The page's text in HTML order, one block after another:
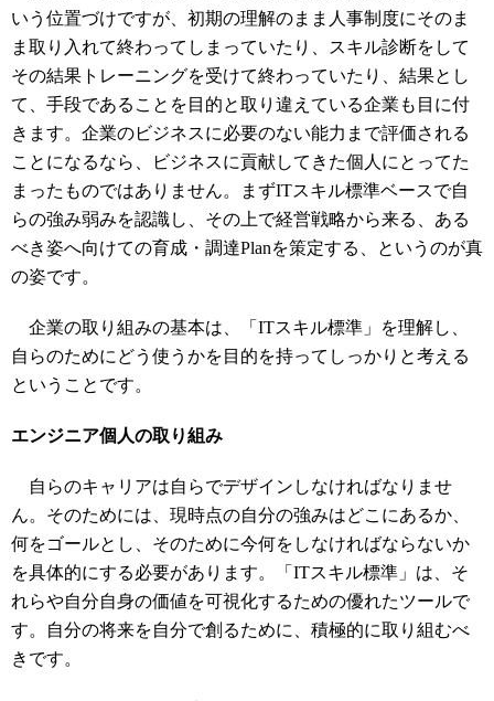
いう位置づけですが、初期の理解のまま人事制度にそのま
ま取り入れて終わってしまっていたり、スキル診断をして
その結果トレーニングを受けて終わっていたり、結果とし
て、手段であることを目的と取り違えている企業も目に付
きます。企業のビジネスに必要のない能力まで評価される
ことになるなら、ビジネスに貢献してきた個人にとってた
まったものではありません。まずITスキル標準ベースで自
らの強み弱みを認識し、その上で経営戦略から来る、ある
べき姿へ向けての育成・調達Planを策定する、というのが真
の姿です。
企業の取り組みの基本は、「ITスキル標準」を理解し、
自らのためにどう使うかを目的を持ってしっかりと考える
ということです。
エンジニア個人の取り組み
自らのキャリアは自らでデザインしなければなりませ
ん。そのためには、現時点の自分の強みはどこにあるか、
何をゴールとし、そのために今何をしなければならないか
を具体的にする必要があります。「ITスキル標準」は、そ
れらや自分自身の価値を可視化するための優れたツールで
す。自分の将来を自分で創るために、積極的に取り組むべ
きです。